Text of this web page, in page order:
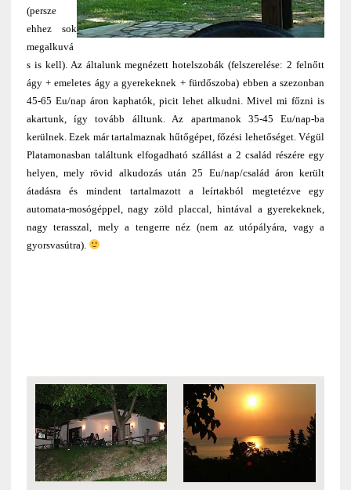
(persze
ehhez sok
megalkuvá
s is kell). Az általunk megnézett hotelszobák (felszerelése: 2 felnőtt
ágy + emeletes ágy a gyerekeknek + fürdőszoba) ebben a szezonban
45-65 Eu/nap áron kaphatók, picit lehet alkudni. Mivel mi főzni is
akartunk, így tovább álltunk. Az apartmanok 35-45 Eu/nap-ba
kerülnek. Ezek már tartalmaznak hűtőgépet, főzési lehetőséget. Végül
Platamonasban találtunk elfogadható szállást a 2 család részére egy
helyen, mely rövid alkudozás után 25 Eu/nap/család áron került
átadásra és mindent tartalmazott a leírtakból megtetézve egy
automata-mosógéppel, nagy zöld placcal, hintával a gyerekeknek,
nagy terasszal, mely a tengerre néz (nem az utópályára, vagy a
gyorsvasútra).